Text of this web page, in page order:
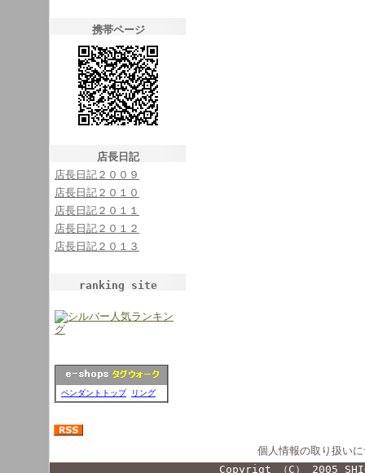
携帯ページ
店長日記
店長日記２００９
店長日記２０１０
店長日記２０１１
店長日記２０１２
店長日記２０１３
ranking site
ペンダントトップ リング
個人情報の取り扱い
Copyrigt （C） 2005